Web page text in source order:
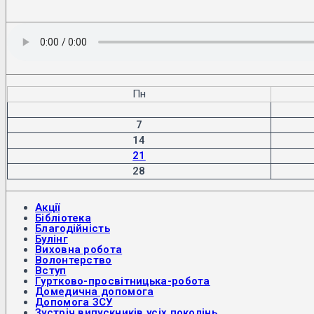
Пн
7
14
21
28
Акції
Бібліотека
Благодійність
Булінг
Виховна робота
Волонтерство
Вступ
Гуртково-просвітницька-робота
Домедична допомога
Допомога ЗСУ